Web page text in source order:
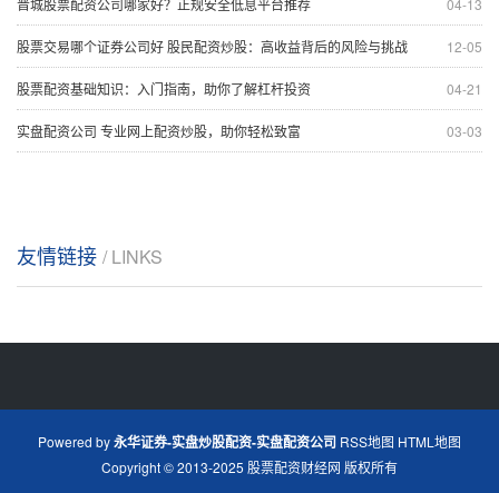
04-13
晋城股票配资公司哪家好？正规安全低息平台推荐
12-05
股票交易哪个证券公司好 股民配资炒股：高收益背后的风险与挑战
04-21
股票配资基础知识：入门指南，助你了解杠杆投资
03-03
实盘配资公司 专业网上配资炒股，助你轻松致富
友情链接 / LINKS
Powered by永华证券-实盘炒股配资-实盘配资公司 RSS地图 HTML地图
Copyright© 2013-2025 股票配资财经网 版权所有